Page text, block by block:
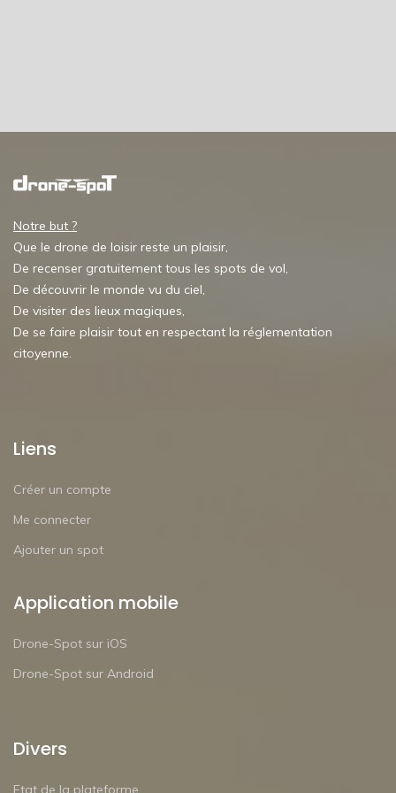
Notre but ?
Que le drone de loisir reste un plaisir,
De recenser gratuitement tous les spots de vol,
De découvrir le monde vu du ciel,
De visiter des lieux magiques,
De se faire plaisir tout en respectant la réglementation
citoyenne.
Liens
Créer un compte
Me connecter
Ajouter un spot
Application mobile
Drone-Spot sur iOS
Drone-Spot sur Android
Divers
Etat de la plateforme